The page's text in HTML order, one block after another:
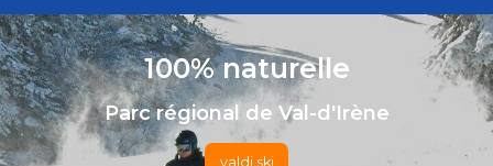
100% naturelle
Parc régional de Val-d'Irène
valdi.ski